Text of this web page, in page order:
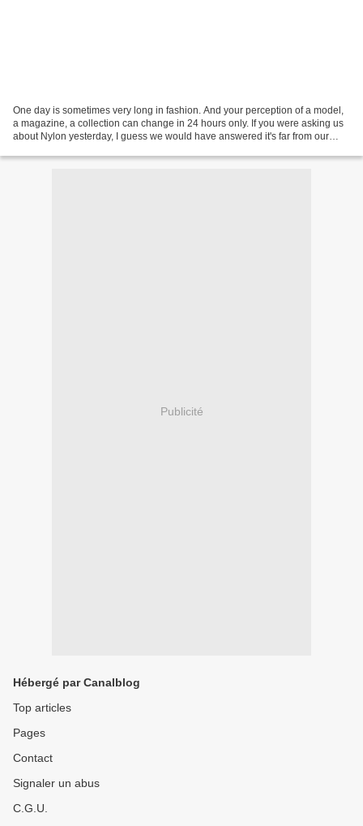
One day is sometimes very long in fashion. And your perception of a model,
a magazine, a collection can change in 24 hours only. If you were asking us
about Nylon yesterday, I guess we would have answered it's far from our
Publicité
Hébergé par Canalblog
Top articles
Pages
Contact
Signaler un abus
C.G.U.